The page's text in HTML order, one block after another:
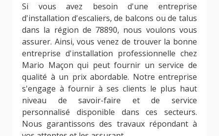
Si vous avez besoin d'une entreprise
d'installation d'escaliers, de balcons ou de talus
dans la région de 78890, nous voulons vous
assurer. Ainsi, vous venez de trouver la bonne
entreprise d'installation professionnelle chez
Mario Maçon qui peut fournir un service de
qualité à un prix abordable. Notre entreprise
s'engage à fournir à ses clients le plus haut
niveau de savoir-faire et de service
personnalisé disponible dans ces secteurs.
Nous garantissons des travaux répondant à